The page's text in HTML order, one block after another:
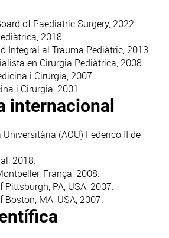
of Paediatric Surgery, 2022.
2018.
Integral al Trauma Pediàtric, 2013.
en Cirurgia Pediàtrica, 2008.
i Cirurgia, 2007.
i Cirurgia, 2001.
internacional
(AOU) Federico II de
2018.
França, 2008.
Pittsburgh, PA, USA, 2007.
Boston, MA, USA, 2007.